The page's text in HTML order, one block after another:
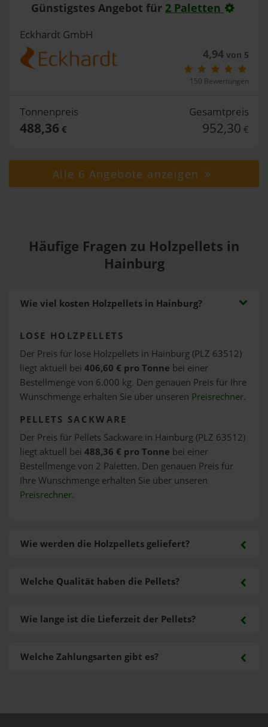
Günstigstes Angebot für 2 Paletten
Eckhardt GmbH
4,94von 5
150 Bewertungen
Tonnenpreis
488,36 €
Gesamtpreis
952,30 €
Alle 6 Angebote anzeigen
Häufige Fragen zu Holzpellets in
Hainburg
Wie viel kosten Holzpellets in Hainburg?
LOSE HOLZPELLETS
Der Preis für lose Holzpellets in Hainburg (PLZ 63512)
liegt aktuell bei 406,60 € pro Tonne bei einer
Bestellmenge von 6.000 kg. Den genauen Preis für Ihre
Wunschmenge erhalten Sie über unseren Preisrechner.
PELLETS SACKWARE
Der Preis für Pellets Sackware in Hainburg (PLZ 63512)
liegt aktuell bei 488,36 € pro Tonne bei einer
Bestellmenge von 2 Paletten. Den genauen Preis für
Ihre Wunschmenge erhalten Sie über unseren
Preisrechner.
Wie werden die Holzpellets geliefert?
Welche Zahlungsarten gibt es?
Welche Qualität haben die Pellets?
Wie lange ist die Lieferzeit der Pellets?